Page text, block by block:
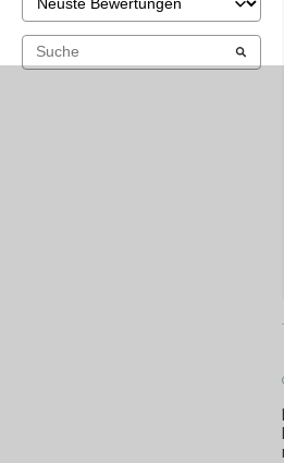
(2018), Core i5, RAM 8GB,
QWERTY refurbished ist ein
ein hochwertiges Notebook zu